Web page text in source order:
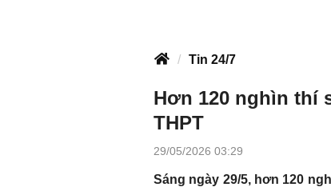
Tin 24/7
Hơn 120 nghìn thí
THPT
29/05/2026 03:29
Sáng ngày 29/5, hơn 120